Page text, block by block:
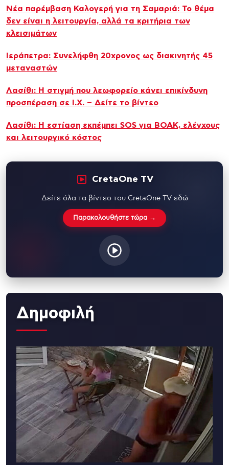
Νέα παρέμβαση Καλογερή για τη Σαμαριά: Το θέμα
δεν είναι η λειτουργία, αλλά τα κριτήρια των
κλεισιμάτων
Ιεράπετρα: Συνελήφθη 20χρονος ως διακινητής 45
μεταναστών
Λασίθι: Η στιγμή που λεωφορείο κάνει επικίνδυνη
προσπέραση σε Ι.Χ. – Δείτε το βίντεο
Λασίθι: Η εστίαση εκπέμπει SOS για ΒΟΑΚ, ελέγχους
και λειτουργικό κόστος
CretaOne TV
Δείτε όλα τα βίντεο του CretaOne TV εδώ
Παρακολουθήστε τώρα →
Δημοφιλή